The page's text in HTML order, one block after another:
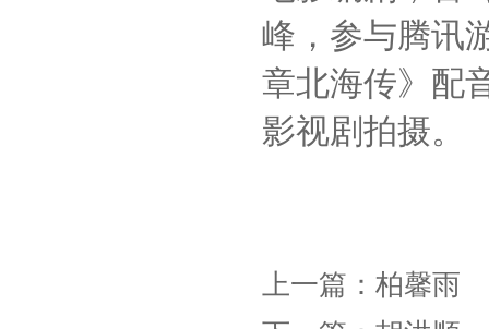
峰，参与腾讯
章北海传》配
影视剧拍摄。
上一篇： 柏馨雨